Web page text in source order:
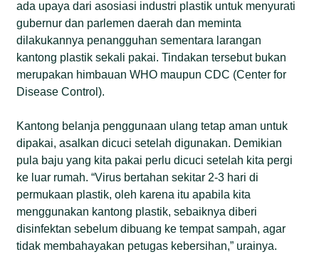
ada upaya dari asosiasi industri plastik untuk menyurati
gubernur dan parlemen daerah dan meminta
dilakukannya penangguhan sementara larangan
kantong plastik sekali pakai. Tindakan tersebut bukan
merupakan himbauan WHO maupun CDC (Center for
Disease Control).
Kantong belanja penggunaan ulang tetap aman untuk
dipakai, asalkan dicuci setelah digunakan. Demikian
pula baju yang kita pakai perlu dicuci setelah kita pergi
ke luar rumah. “Virus bertahan sekitar 2-3 hari di
permukaan plastik, oleh karena itu apabila kita
menggunakan kantong plastik, sebaiknya diberi
disinfektan sebelum dibuang ke tempat sampah, agar
tidak membahayakan petugas kebersihan,” urainya.